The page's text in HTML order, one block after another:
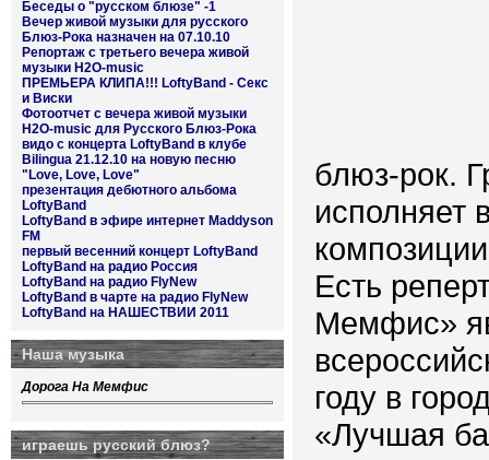
Беседы о "русском блюзе" -1
Вечер живой музыки для русского
Блюз-Рока назначен на 07.10.10
Репортаж с третьего вечера живой
музыки H2O-music
ПРЕМЬЕРА КЛИПА!!! LoftyBand - Секс
и Виски
Фотоотчет с вечера живой музыки
H2O-music для Русского Блюз-Рока
видо с концерта LoftyBand в клубе
Bilingua 21.12.10 на новую песню
"Love, Love, Love"
презентация дебютного альбома
LoftyBand
LoftyBand в эфире интернет Maddyson
FM
первый весенний концерт LoftyBand
LoftyBand на радио Россия
LoftyBand на радио FlyNew
LoftyBand в чарте на радио FlyNew
LoftyBand на НАШЕСТВИИ 2011
Наша музыка
Дорога На Мемфис
играешь русский блюз?
блюз-рок.
исполняет
Есть
Мемфис»
году в
«Лучшая